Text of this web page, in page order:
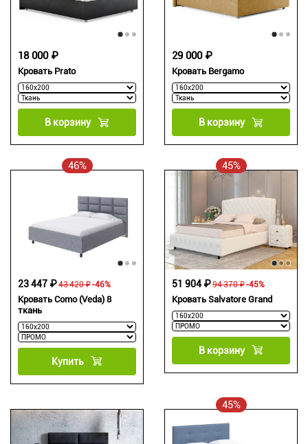
Кровать Prato
18 000 ₽
В корзину
Кровать Bergamo
29 000 ₽
В корзину
46%
Кровать Como (Veda) 8
ткань
43 420 ₽
23 447 ₽ -46%
Купить
45%
Кровать Salvatore Grand
94 370 ₽
51 904 ₽ -45%
В корзину
45%